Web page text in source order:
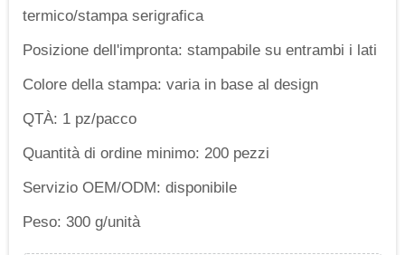
termico/stampa serigrafica
Posizione dell'impronta: stampabile su entrambi i lati
Colore della stampa: varia in base al design
QTÀ: 1 pz/pacco
Quantità di ordine minimo: 200 pezzi
Servizio OEM/ODM: disponibile
Peso: 300 g/unità